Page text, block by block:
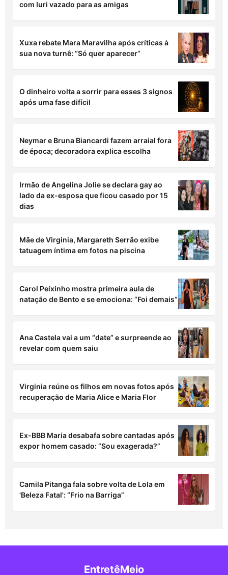
com Iuri vazado para as amigas
Xuxa rebate Mara Maravilha após críticas à
sua nova turnê: “Só quer aparecer”
O dinheiro volta a sorrir para esses 3 signos
após uma fase difícil
Neymar e Bruna Biancardi fazem arraial fora
de época; decoradora explica escolha
Irmão de Angelina Jolie se declara gay ao
lado da ex-esposa que ficou casado por 15
dias
Mãe de Virginia, Margareth Serrão exibe
tatuagem íntima em fotos na piscina
Carol Peixinho mostra primeira aula de
natação de Bento e se emociona: “Foi demais”
Ana Castela vai a um “date” e surpreende ao
revelar com quem saiu
Virginia reúne os filhos em novas fotos após
recuperação de Maria Alice e Maria Flor
Ex-BBB Maria desabafa sobre cantadas após
expor homem casado: “Sou exagerada?”
Camila Pitanga fala sobre volta de Lola em
'Beleza Fatal': “Frio na Barriga”
EntretêMeio